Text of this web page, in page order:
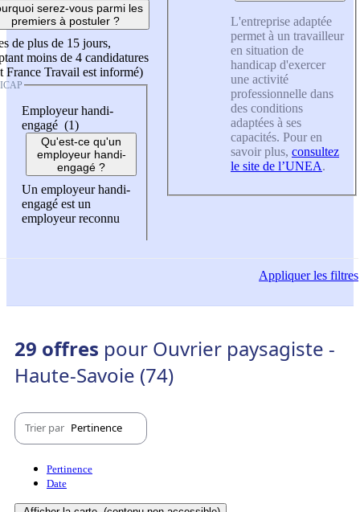
serez-vous parmi les
premiers à postuler ?
de plus de 15 jours,
moins de 4 candidatures
France Travail est informé)
Employeur handi-
engagé (1)
Qu'est-ce qu'un
employeur handi-
engagé ?
Un employeur handi-
engagé est un
employeur reconnu
L'entreprise adaptée
permet à un travailleur
en situation de
handicap d'exercer
une activité
professionnelle dans
des conditions
adaptées à ses
capacités. Pour en
savoir plus, consultez
le site de l’UNEA.
Appliquerles filtres
29 offres pour Ouvrier paysagiste -
Haute-Savoie (74)
Trier par Pertinence
Pertinence
Date